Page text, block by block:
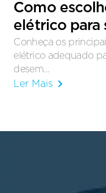
Como
elétrico para
Conheça os
elétrico adequado
desem...
Ler Mais